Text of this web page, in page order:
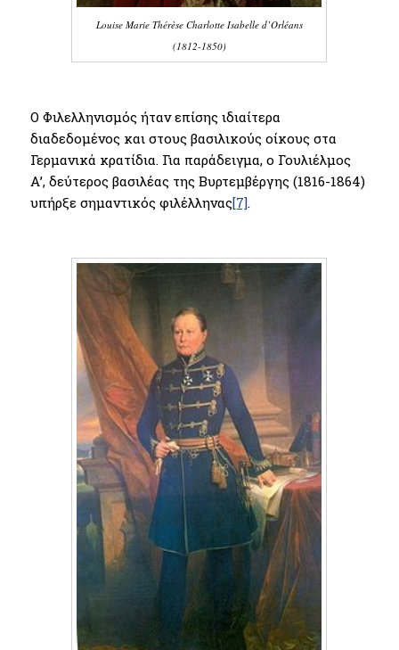
Louise Marie Thérèse Charlotte Isabelle d’Orléans
(1812-1850)
Ο Φιλελληνισμός ήταν επίσης ιδιαίτερα
διαδεδομένος και στους βασιλικούς οίκους στα
Γερμανικά κρατίδια. Για παράδειγμα, ο Γουλιέλμος
Α’, δεύτερος βασιλέας της Βυρτεμβέργης (1816-1864)
υπήρξε σημαντικός φιλέλληνας[7].